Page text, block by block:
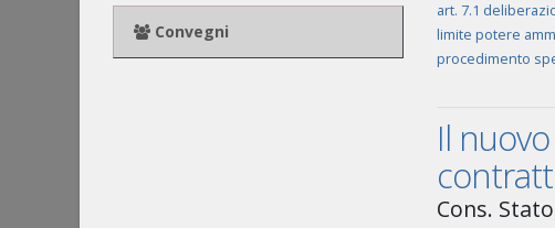
Convegni
art. 7.1
limite potere
procedimento
Il
Cons.